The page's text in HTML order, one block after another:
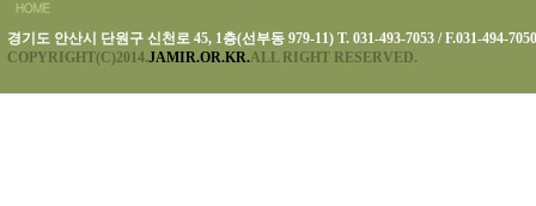
경기도 안산시 단원구 신천로 45, 1층(선부동 979-11) T. 031-493-7053 / F.031-494-7050
COPYRIGHT(C)2014.JAMIR.OR.KR.ALL RIGHT RESERVED.